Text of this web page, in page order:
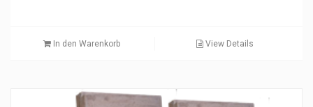
In den Warenkorb View Details